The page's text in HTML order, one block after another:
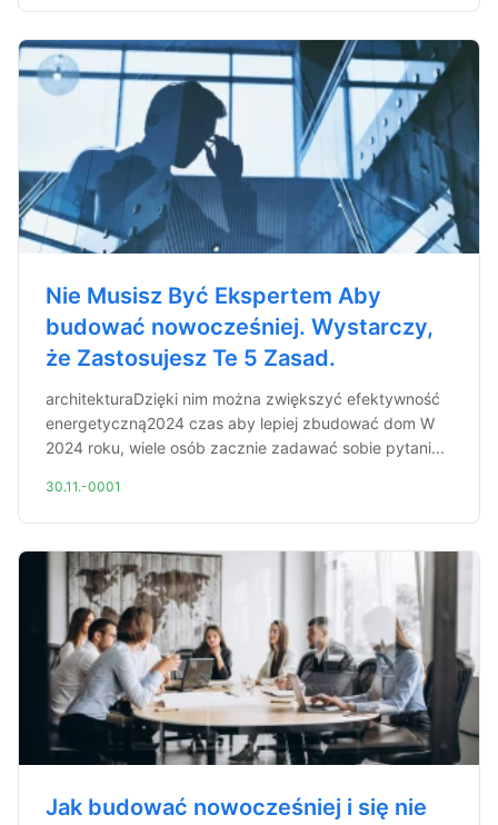
Nie Musisz Być Ekspertem Aby
budować nowocześniej. Wystarczy,
że Zastosujesz Te 5 Zasad.
architekturaDzięki nim można zwiększyć efektywność
energetyczną2024 czas aby lepiej zbudować dom W
2024 roku, wiele osób zacznie zadawać sobie pytani...
30.11.-0001
Jak budować nowocześniej i się nie